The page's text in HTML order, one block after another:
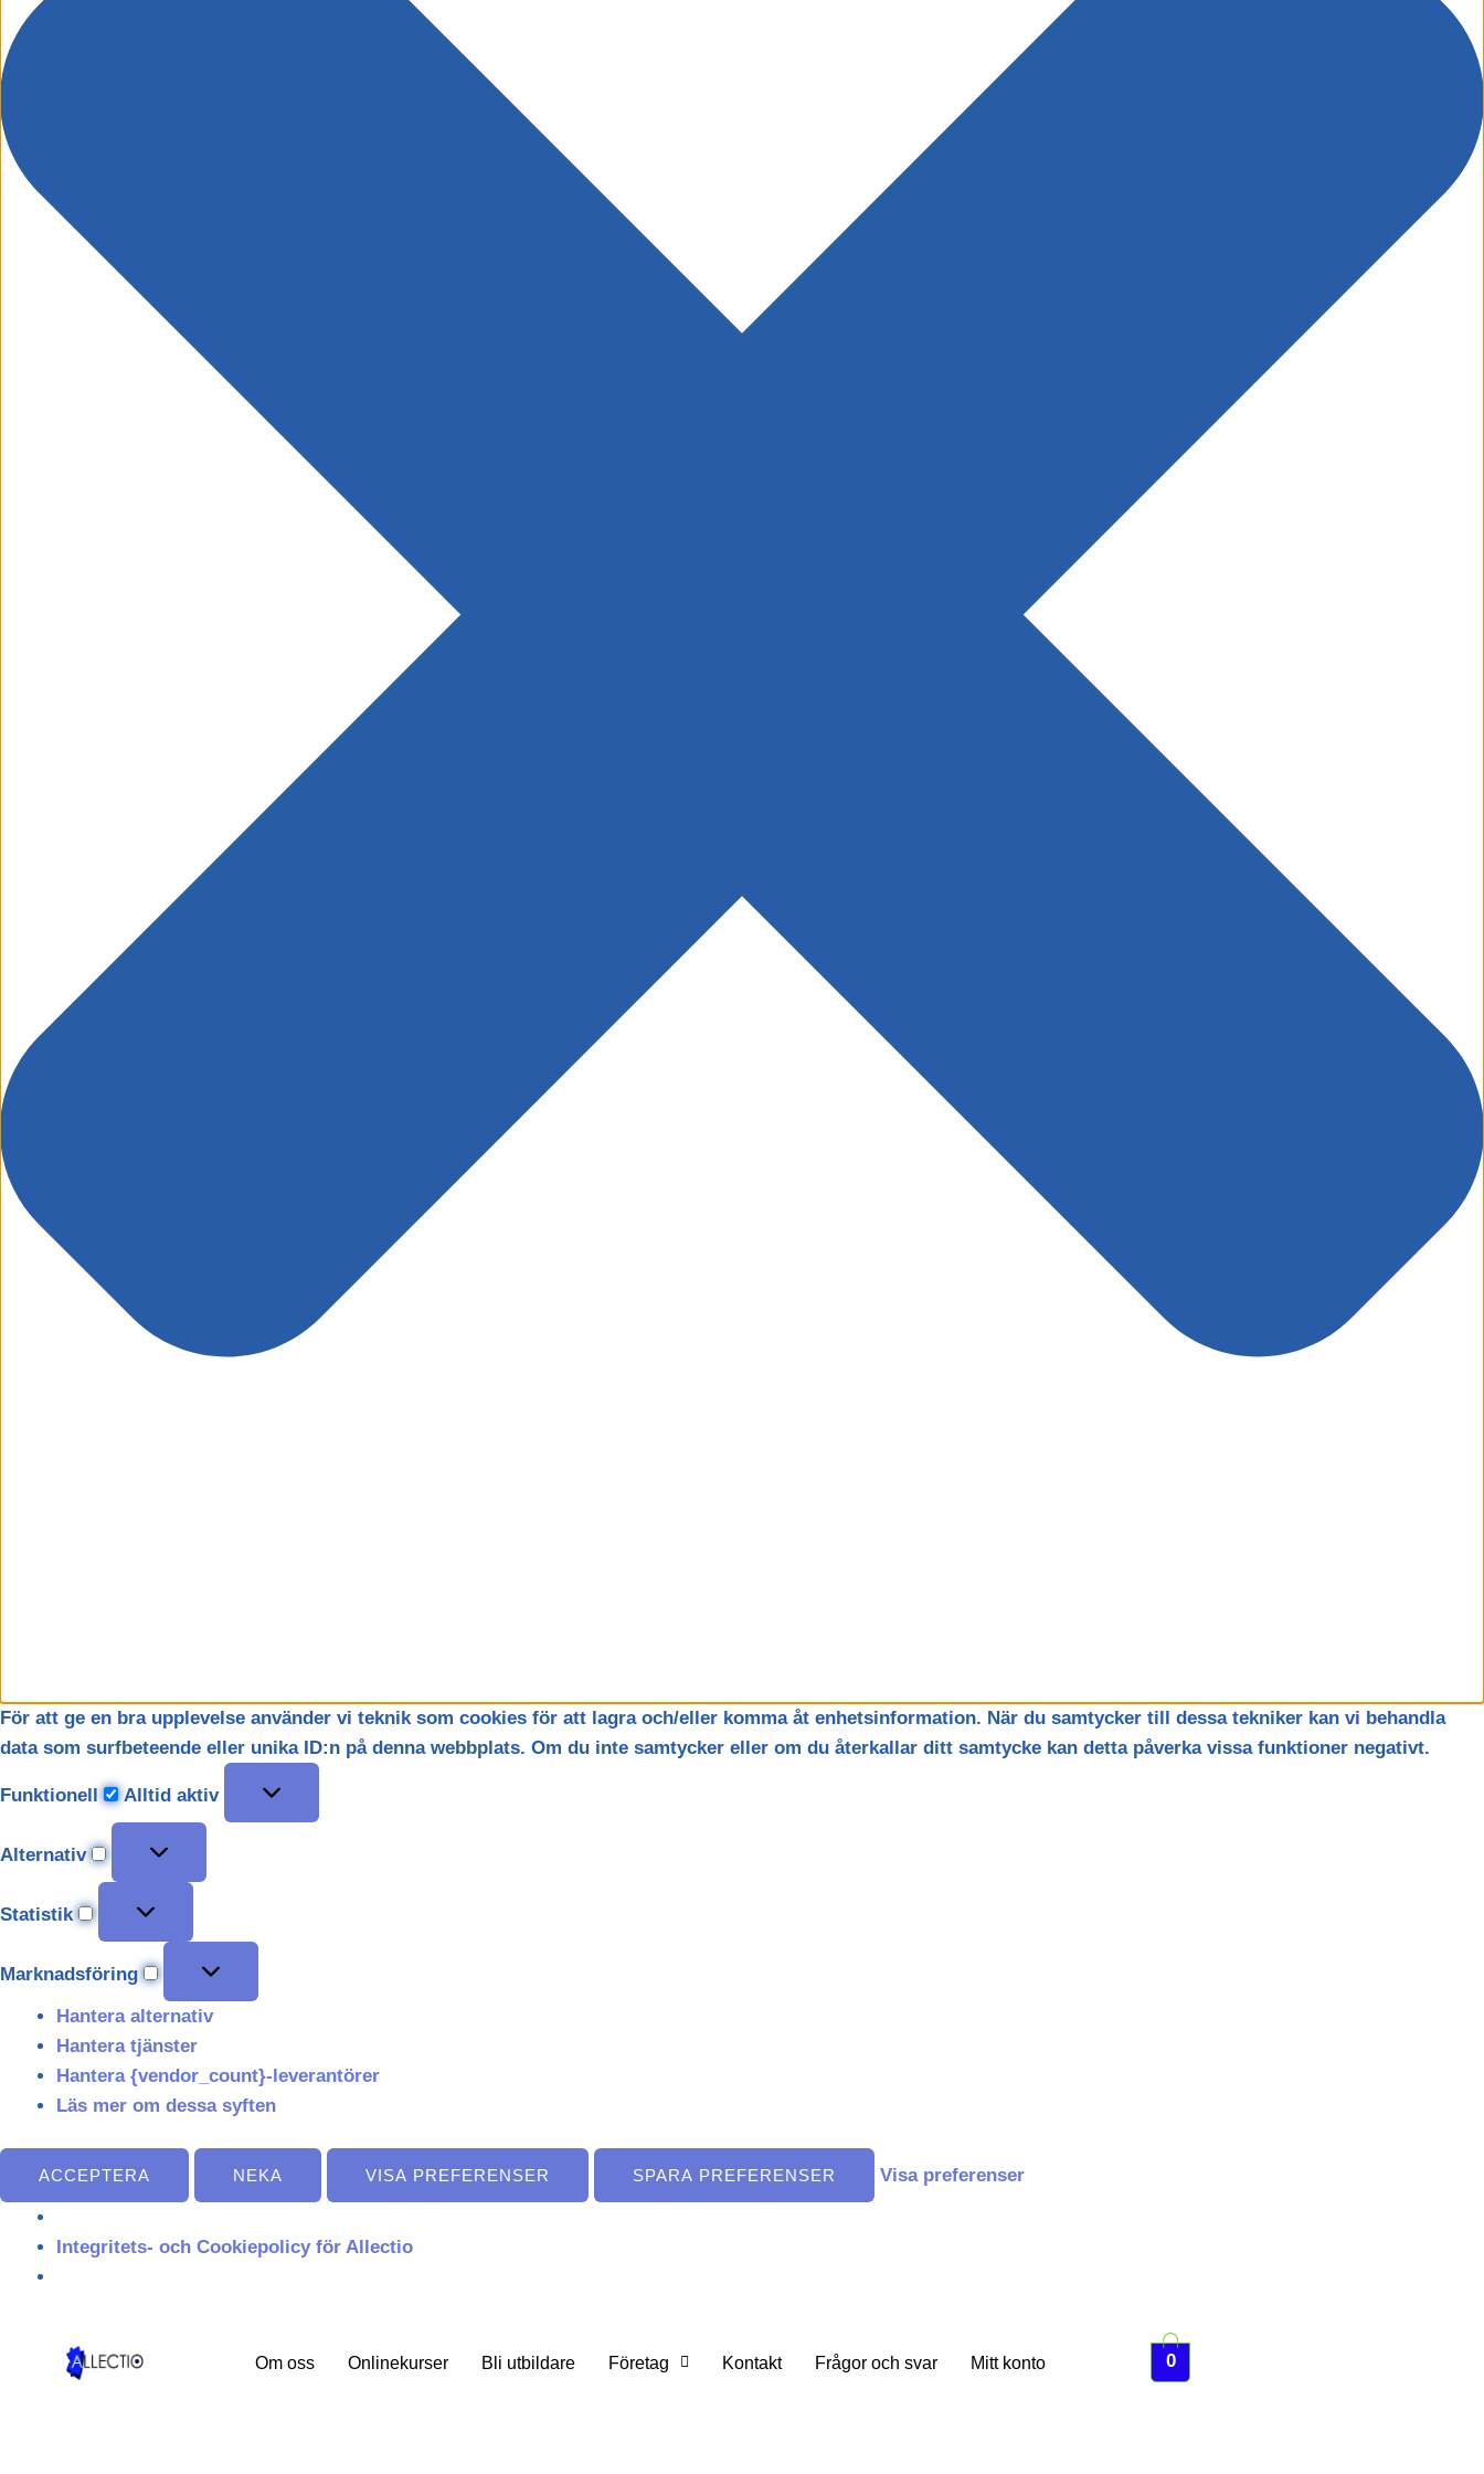
För att ge en bra upplevelse använder vi teknik som cookies för att lagra och/eller komma åt enhetsinformation. När du samtycker till dessa tekniker kan vi behandla
data som surfbeteende eller unika ID:n på denna webbplats. Om du inte samtycker eller om du återkallar ditt samtycke kan detta påverka vissa funktioner negativt.
Funktionell Alltid aktiv
Alternativ
Statistik
Marknadsföring
Hantera alternativ
Hantera tjänster
Hantera {vendor_count}-leverantörer
Läs mer om dessa syften
ACCEPTERA NEKA VISA PREFERENSER SPARA PREFERENSER Visa preferenser
Integritets- och Cookiepolicy för Allectio
Om oss Onlinekurser Bli utbildare Företag Kontakt Frågor och svar Mitt konto 0